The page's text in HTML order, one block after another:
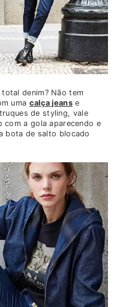
denim? Não tem
uma calça jeanse
de styling, vale
a gola aparecendo e
bota de salto blocado